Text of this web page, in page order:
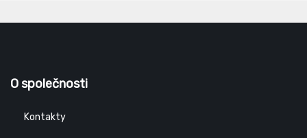
O společnosti
Kontakty